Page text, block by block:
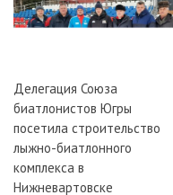
Делегация Союза
биатлонистов Югры
посетила строительство
лыжно-биатлонного
комплекса в
Нижневартовске